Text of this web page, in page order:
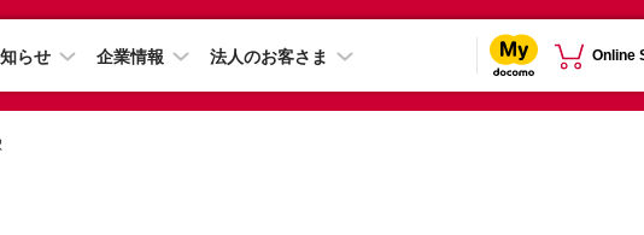
らせ 企業情報 法人のお客さま Online